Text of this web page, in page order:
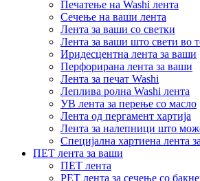
Печатење на Washi лента
Сечење на ваши лента
Лента за ваши со светки
Лента за ваши што свети во
Иридесцентна лента за ваши
Перфорирана лента за ваши
Лента за печат Washi
Леплива ролна Washi лента
УВ лента за перење со масло
Лента од пергамент хартија
Лента за налепници што
Специјална хартиена лента
ПЕТ лента за ваши
ПЕТ лента
PET лента за сечење со